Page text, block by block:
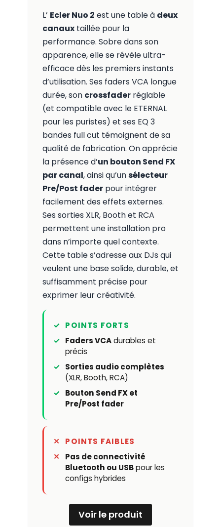
L’ Ecler Nuo 2 est une table à deux
canauxtaillée pour la
performance. Sobre dans son
apparence, elle se révèle ultra-
efficace dès les premiers instants
d’utilisation. Ses faders VCA longue
durée, son crossfaderréglable
(et compatible avec le ETERNAL
pour les puristes) et ses EQ 3
bandes full cut témoignent de sa
qualité de fabrication. On apprécie
la présence d’un bouton Send FX
par canal, ainsi qu’unsélecteur
Pre/Post faderpour intégrer
facilement des effets externes.
Ses sorties XLR, Booth et RCA
permettent une installation pro
dans n’importe quel contexte.
Cette table s’adresse aux DJs qui
veulent une base solide, durable, et
suffisamment précise pour
exprimer leur créativité.
POINTS FORTS
Faders VCAdurables et
précis
Sorties audio complètes
(XLR, Booth, RCA)
Bouton Send FX et
Pre/Post fader
POINTS FAIBLES
Pas de connectivité
Bluetooth ou USBpour les
configs hybrides
Voir le produit